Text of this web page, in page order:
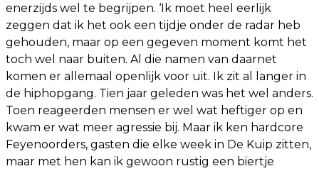
enerzijds wel te begrijpen. ‘Ik moet heel eerlijk
zeggen dat ik het ook een tijdje onder de radar heb
gehouden, maar op een gegeven moment komt het
toch wel naar buiten. Al die namen van daarnet
komen er allemaal openlijk voor uit. Ik zit al langer in
de hiphopgang. Tien jaar geleden was het wel anders.
Toen reageerden mensen er wel wat heftiger op en
kwam er wat meer agressie bij. Maar ik ken hardcore
Feyenoorders, gasten die elke week in De Kuip zitten,
maar met hen kan ik gewoon rustig een biertje